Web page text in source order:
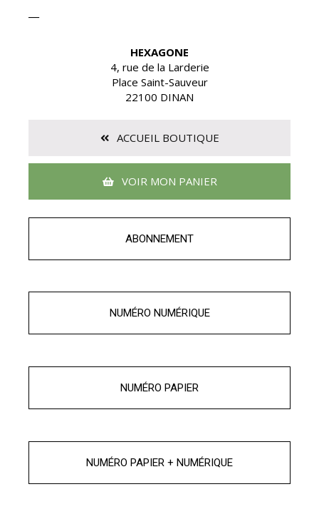
—
HEXAGONE
4, rue de la Larderie
Place Saint-Sauveur
22100 DINAN
ACCUEIL BOUTIQUE
VOIR MON PANIER
ABONNEMENT
NUMÉRO NUMÉRIQUE
NUMÉRO PAPIER
NUMÉRO PAPIER + NUMÉRIQUE